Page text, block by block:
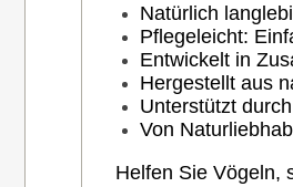
Natürlich
Pflegeleicht:
Entwickelt in
Hergestellt aus
Unterstützt
Von
Helfen Sie Vögeln,